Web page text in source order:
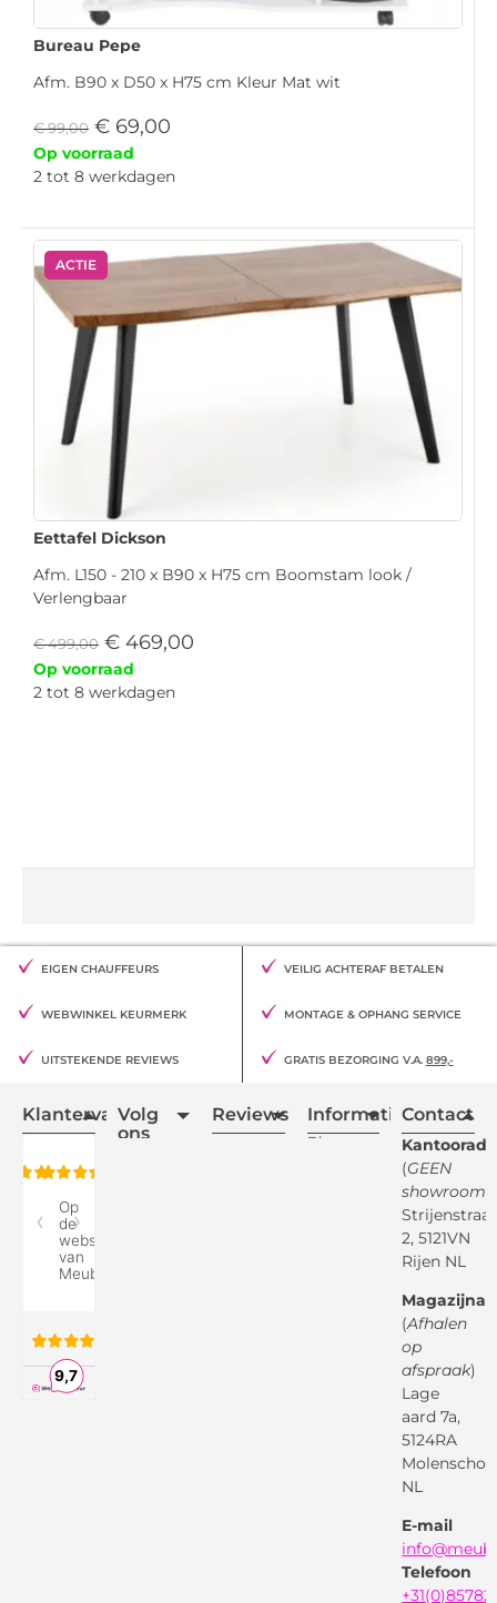
Bureau Pepe
Afm. B90 x D50 x H75 cm Kleur Mat wit
€99,00 € 69,00
Op voorraad
2 tot 8 werkdagen
ACTIE
Eettafel Dickson
Afm. L150 - 210 x B90 x H75 cm Boomstam look /
Verlengbaar
€499,00 € 469,00
Op voorraad
2 tot 8 werkdagen
EIGEN CHAUFFEURS VEILIG ACHTERAF BETALEN
WEBWINKEL KEURMERK MONTAGE & OPHANG SERVICE
UITSTEKENDE REVIEWS GRATIS BEZORGING V.A. 899,-
Klantervaring
Volg
ons
Reviews Informatie
Blogs
Retourvoorwaarden
Betaalmethodes
Montageservice
Garantievoorwaarden
Privacybeleid
Contact
(GEEN
showroom
Strijenstraat
2, 5121VN
Rijen NL
(Afhalen
op
afspraak)
Lage
aard 7a,
5124RA
Molenschot
NL
E-mail
Telefoon